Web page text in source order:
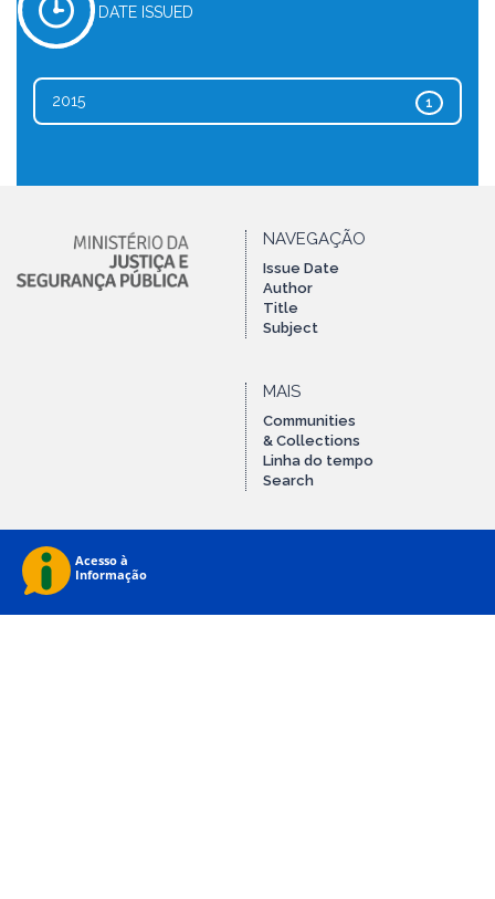
DATE ISSUED
1
2015
NAVEGAÇÃO
Issue Date
Author
Title
Subject
MAIS
Communities
& Collections
Linha do tempo
Search